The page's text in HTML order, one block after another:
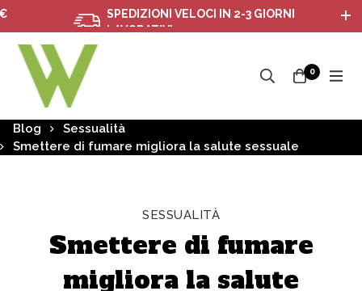
SPEDIZIONI VELOCI IN 2-3 GIORNI
LAVORATIVI
0
Blog
Sessualità
Smettere di fumare migliora la salute sessuale
SESSUALITÀ
Smettere di fumare
migliora la salute